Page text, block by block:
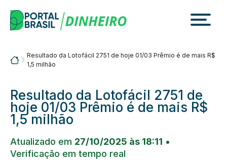
content
Portalbrasil
Resultado da Lotofácil 2751 de hoje 01/03 Prêmio é de mais R$
1,5 milhão
Resultado da Lotofácil 2751 de
hoje 01/03 Prêmio é de mais R$
1,5 milhão
Atualizado em 27/10/2025 às 18:11 •
Verificação em tempo real